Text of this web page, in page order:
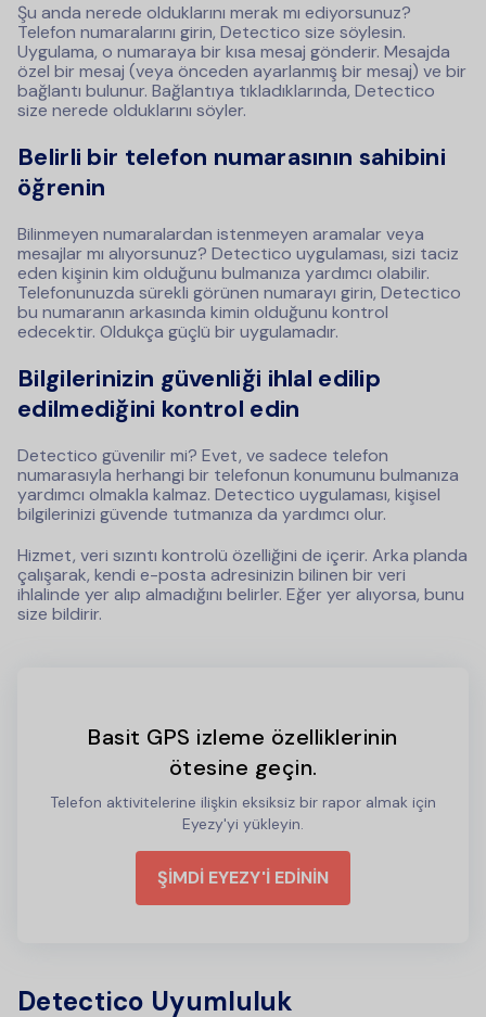
Şu anda nerede olduklarını merak mı ediyorsunuz?
Telefon numaralarını girin, Detectico size söylesin.
Uygulama, o numaraya bir kısa mesaj gönderir. Mesajda
özel bir mesaj (veya önceden ayarlanmış bir mesaj) ve bir
bağlantı bulunur. Bağlantıya tıkladıklarında, Detectico
size nerede olduklarını söyler.
Belirli bir telefon numarasının sahibini
öğrenin
Bilinmeyen numaralardan istenmeyen aramalar veya
mesajlar mı alıyorsunuz? Detectico uygulaması, sizi taciz
eden kişinin kim olduğunu bulmanıza yardımcı olabilir.
Telefonunuzda sürekli görünen numarayı girin, Detectico
bu numaranın arkasında kimin olduğunu kontrol
edecektir. Oldukça güçlü bir uygulamadır.
Bilgilerinizin güvenliği ihlal edilip
edilmediğini kontrol edin
Detectico güvenilir mi? Evet, ve sadece telefon
numarasıyla herhangi bir telefonun konumunu bulmanıza
yardımcı olmakla kalmaz. Detectico uygulaması, kişisel
bilgilerinizi güvende tutmanıza da yardımcı olur.
Hizmet, veri sızıntı kontrolü özelliğini de içerir. Arka planda
çalışarak, kendi e-posta adresinizin bilinen bir veri
ihlalinde yer alıp almadığını belirler. Eğer yer alıyorsa, bunu
size bildirir.
Basit GPS izleme özelliklerinin
ötesine geçin.
Telefon aktivitelerine ilişkin eksiksiz bir rapor almak için
Eyezy'yi yükleyin.
ŞİMDİ EYEZY'İ EDİNİN
Detectico Uyumluluk